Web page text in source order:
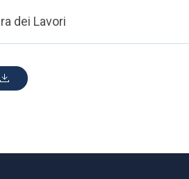
dei Lavori